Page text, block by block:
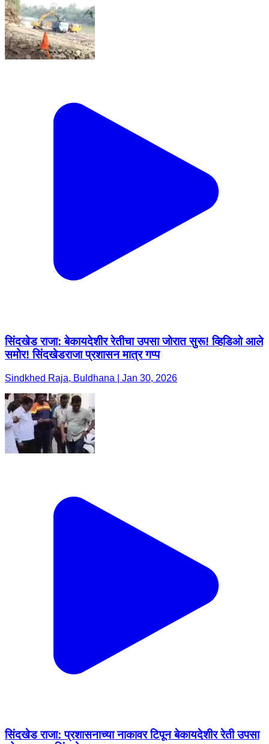
सिंदखेड राजा: बेकायदेशीर रेतीचा उपसा जोरात सुरू! व्हिडिओ आले
समोर! सिंदखेडराजा प्रशासन मात्र गप्प
Sindkhed Raja, Buldhana | Jan 30, 2026
सिंदखेड राजा: प्रशासनाच्या नाकावर टिपून बेकायदेशीर रेती उपसा